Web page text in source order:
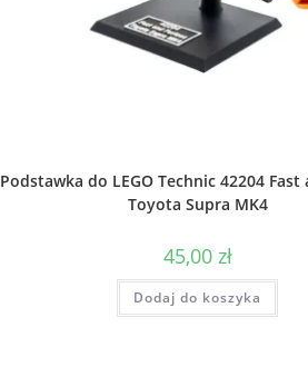
Podstawka do LEGO Technic 42204
Toyota Supra MK4
45,00 zł
Dodaj do koszyka